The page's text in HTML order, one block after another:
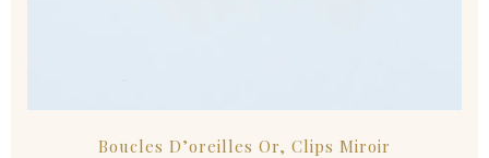
Boucles D’oreilles Or, Clips Miroir